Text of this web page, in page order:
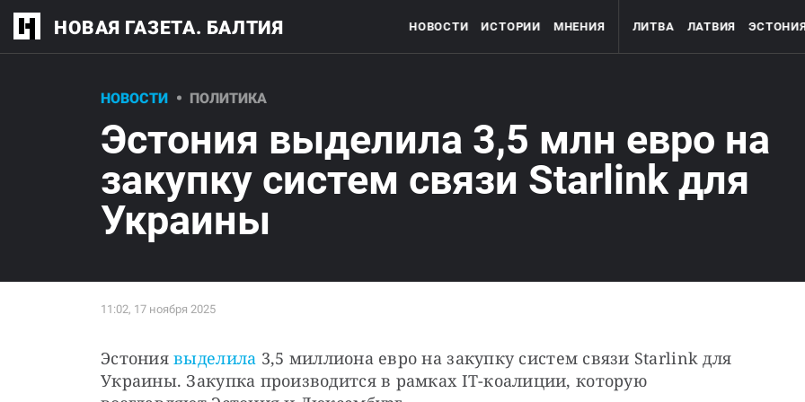
НОВАЯ ГАЗЕТА. БАЛТИЯ НОВОСТИ ИСТОРИИ МНЕНИЯ ЛИТВА ЛАТВИЯ
НОВОСТИ ПОЛИТИКА
Эстония выделила 3,5 млн евро на
закупку систем связи Starlink для
Украины
Эстония выделила 3,5 миллиона евро на закупку систем связи Starlink для
Украины. Закупка производится в рамках IT-коалиции, которую